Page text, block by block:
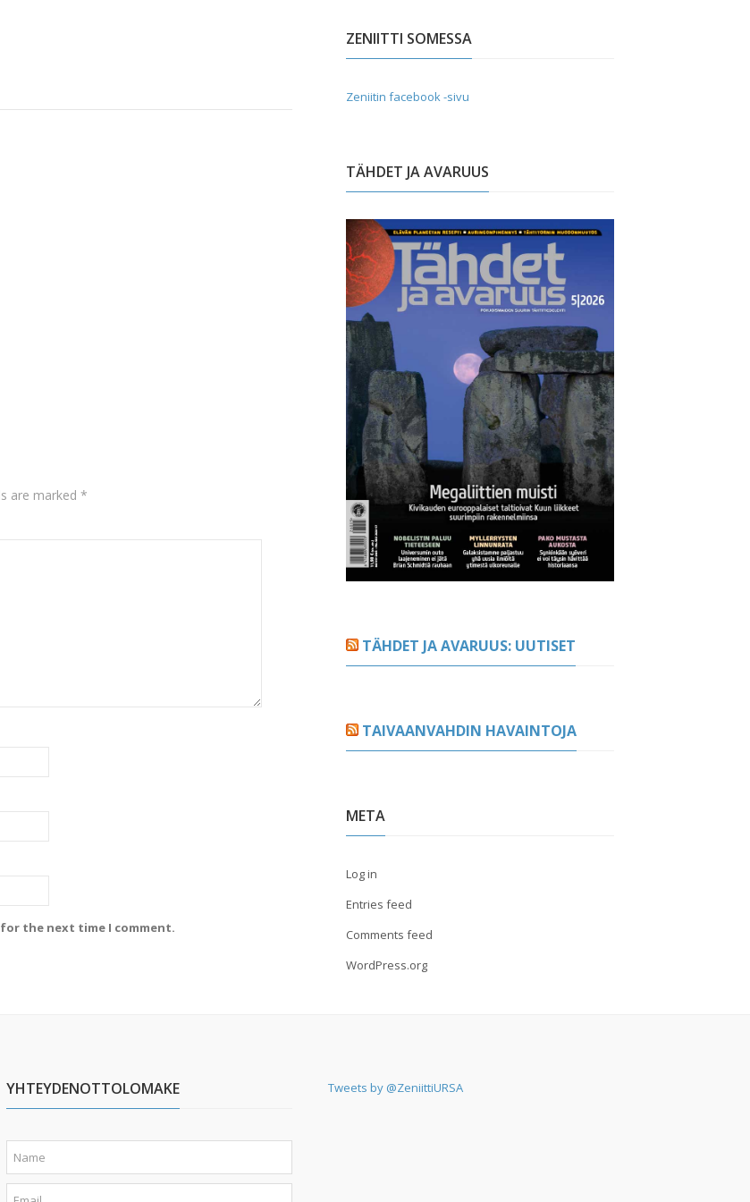
are marked *
for the next time I comment.
ZENIITTI SOMESSA
Zeniitin facebook -sivu
TÄHDET JA AVARUUS
TÄHDET JA AVARUUS: UUTISET
TAIVAANVAHDIN HAVAINTOJA
META
Log in
Entries feed
Comments feed
WordPress.org
YHTEYDENOTTOLOMAKE Tweets by @ZeniittiURSA